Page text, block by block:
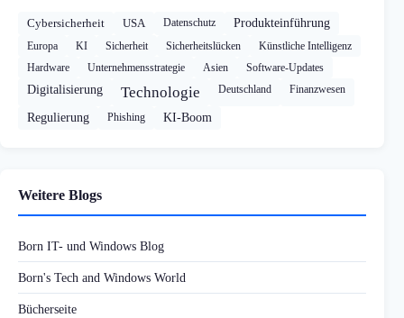
Cybersicherheit USA Datenschutz Produkteinführung
Europa KI Sicherheit Sicherheitslücken
Künstliche Intelligenz
Hardware
Unternehmensstrategie Asien Software-Updates
Digitalisierung Technologie Deutschland Finanzwesen
Regulierung Phishing KI-Boom
Weitere Blogs
Born IT- und Windows Blog
Born's Tech and Windows World
Bücherseite